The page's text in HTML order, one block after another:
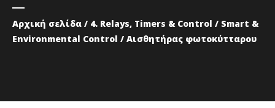
Αρχική σελίδα / 4. Relays, Timers & Control / Smart &
Environmental Control / Αισθητήρας φωτοκύτταρου